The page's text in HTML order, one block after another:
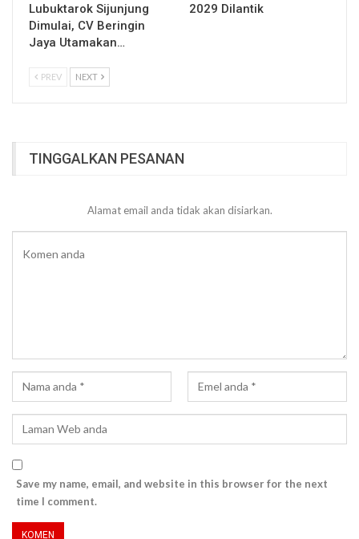
Lubuktarok Sijunjung
Dimulai, CV Beringin
Jaya Utamakan…
2029 Dilantik
PREV NEXT
TINGGALKAN PESANAN
Alamat email anda tidak akan disiarkan.
Save my name, email, and website in this browser for the next
time I comment.